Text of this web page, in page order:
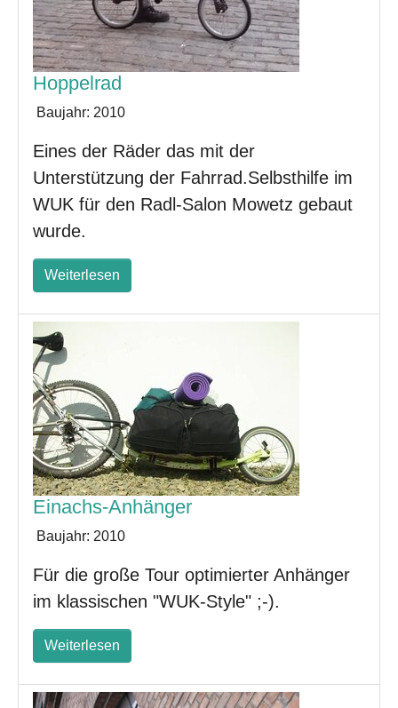
Hoppelrad
Baujahr: 2010
Eines der Räder das mit der
Unterstützung der Fahrrad.Selbsthilfe im
WUK für den Radl-Salon Mowetz gebaut
wurde.
Weiterlesen
Einachs-Anhänger
Baujahr: 2010
Für die große Tour optimierter Anhänger
im klassischen "WUK-Style" ;-).
Weiterlesen